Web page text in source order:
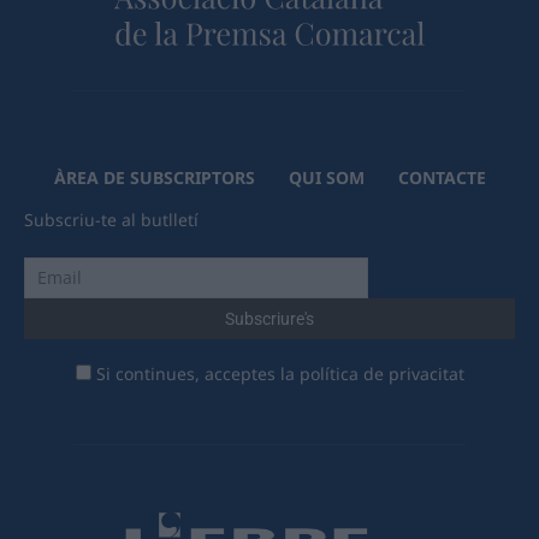
ÀREA DE SUBSCRIPTORS QUI SOM
CONTACTE
Subscriu-te al butlletí
Si continues, acceptes la política de privacitat